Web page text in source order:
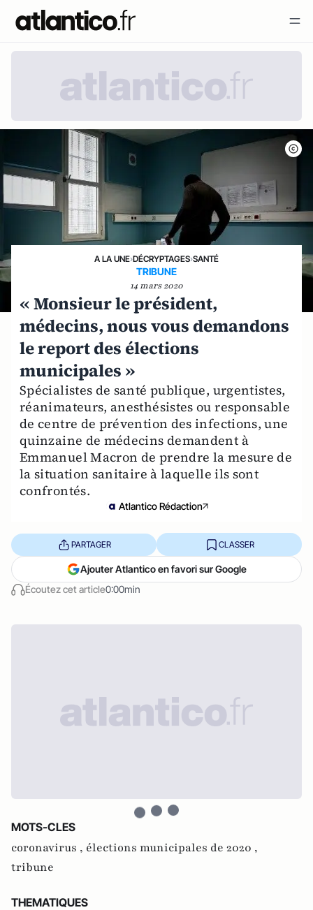
A LA UNE›DÉCRYPTAGES›SANTÉ
TRIBUNE
14 mars 2020
« Monsieur le président,
médecins, nous vous demandons
le report des élections
municipales »
Spécialistes de santé publique, urgentistes,
réanimateurs, anesthésistes ou responsable
de centre de prévention des infections, une
quinzaine de médecins demandent à
Emmanuel Macron de prendre la mesure de
la situation sanitaire à laquelle ils sont
confrontés.
Atlantico Rédaction
Écoutez cet article0:00min
PARTAGER CLASSER
Ajouter Atlantico en favori sur Google
MOTS-CLES
coronavirus , élections municipales de 2020 ,
tribune
THEMATIQUES